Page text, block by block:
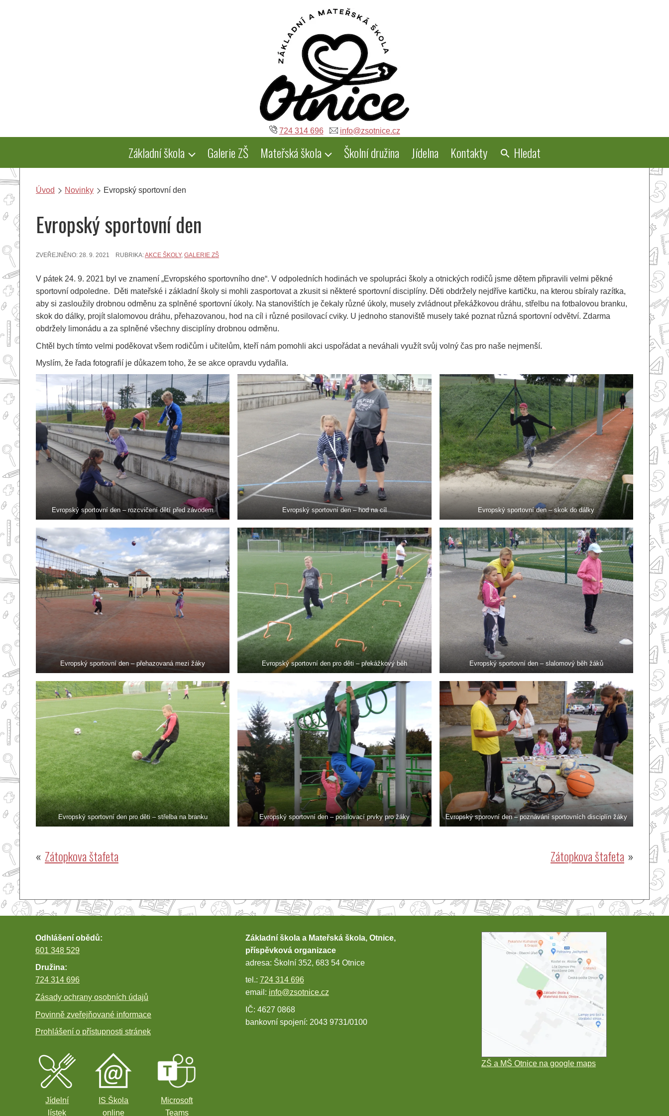
724 314 696 info@zsotnice.cz
Základní škola Galerie ZŠ Mateřská škola Školní družina Jídelna Kontakty Hledat
Úvod Novinky Evropský sportovní den
Evropský sportovní den
ZVEŘEJNĚNO: 28. 9. 2021 RUBRIKA:AKCE ŠKOLY, GALERIE ZŠ
V pátek 24. 9. 2021 byl ve znamení „Evropského sportovního dne“. V odpoledních hodinách ve spolupráci školy a otnických rodičů jsme dětem připravili velmi pěkné
sportovní odpoledne. Děti mateřské i základní školy si mohli zasportovat a zkusit si některé sportovní disciplíny. Děti obdržely nejdříve kartičku, na kterou sbíraly razítka,
aby si zasloužily drobnou odměnu za splněné sportovní úkoly. Na stanovištích je čekaly různé úkoly, musely zvládnout překážkovou dráhu, střelbu na fotbalovou branku,
skok do dálky, projít slalomovou dráhu, přehazovanou, hod na cíl i různé posilovací cviky. U jednoho stanoviště musely také poznat různá sportovní odvětví. Zdarma
obdržely limonádu a za splněné všechny disciplíny drobnou odměnu.
Chtěl bych tímto velmi poděkovat všem rodičům i učitelům, kteří nám pomohli akci uspořádat a neváhali využít svůj volný čas pro naše nejmenší.
Myslím, že řada fotografií je důkazem toho, že se akce opravdu vydařila.
Evropský sportovní den – rozcvičení dětí před závodem Evropský sportovní den – hod na cíl Evropský sportovní den – skok do dálky
Evropský sportovní den – přehazovaná mezi žáky Evropský sportovní den pro děti – překážkový běh Evropský sportovní den – slalomový běh žáků
Evropský sportovní den pro děti – střelba na branku Evropský sportovní den – posilovací prvky pro žáky Evropský sporovní den – poznávání sportovních disciplín žáky
Navigace
příspěvek
Zátopkova štafeta Zátopkova štafeta
Odhlášení obědů:
601 348 529
Družina:
724 314 696
Zásady ochrany osobních údajů
Povinně zveřejňované informace
Prohlášení o přístupnosti stránek
Jídelní
lístek
IS Škola
online
Microsoft
Teams
Základní škola a Mateřská škola, Otnice,
příspěvková organizace
adresa: Školní 352, 683 54 Otnice
tel.: 724 314 696
email: info@zsotnice.cz
IČ: 4627 0868
bankovní spojení: 2043 9731/0100
ZŠ a MŠ Otnice na google maps